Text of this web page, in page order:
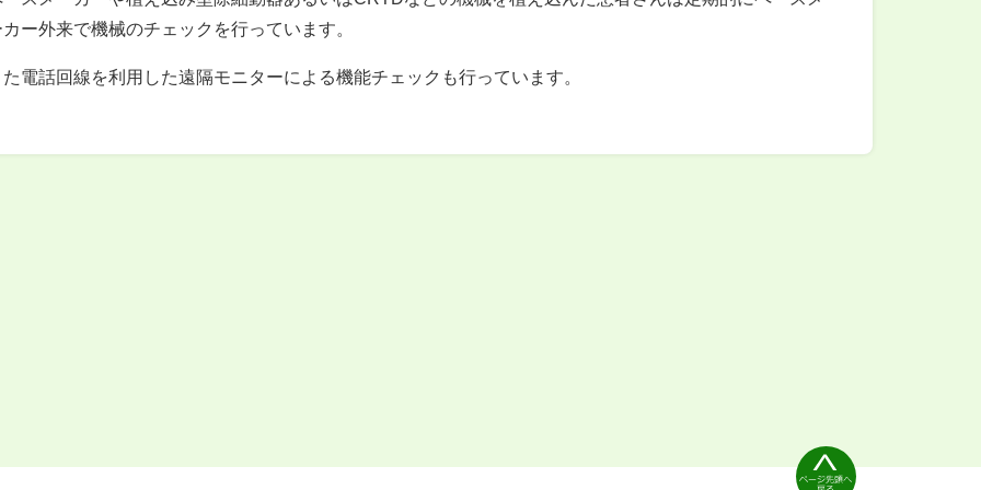
ー外来で機械のチェックを行っています。
電話回線を利用した遠隔モニターによる機能チェックも行っています。